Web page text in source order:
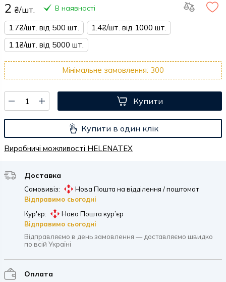
2 ₴/шт. В наявності
1.7₴/шт. від 500 шт.
1.4₴/шт. від 1000 шт.
1.1₴/шт. від 5000 шт.
Мінімальне замовлення: 300
Купити
Купити в один клік
Виробничі можливості HELENATEX
Доставка
Самовивіз:
Нова Пошта на відділення / поштомат
Відправимо сьогодні
Кур'єр:
Нова Пошта кур’єр
Відправимо сьогодні
Відправляємо в день замовлення — доставляємо швидко
по всій Україні
Оплата